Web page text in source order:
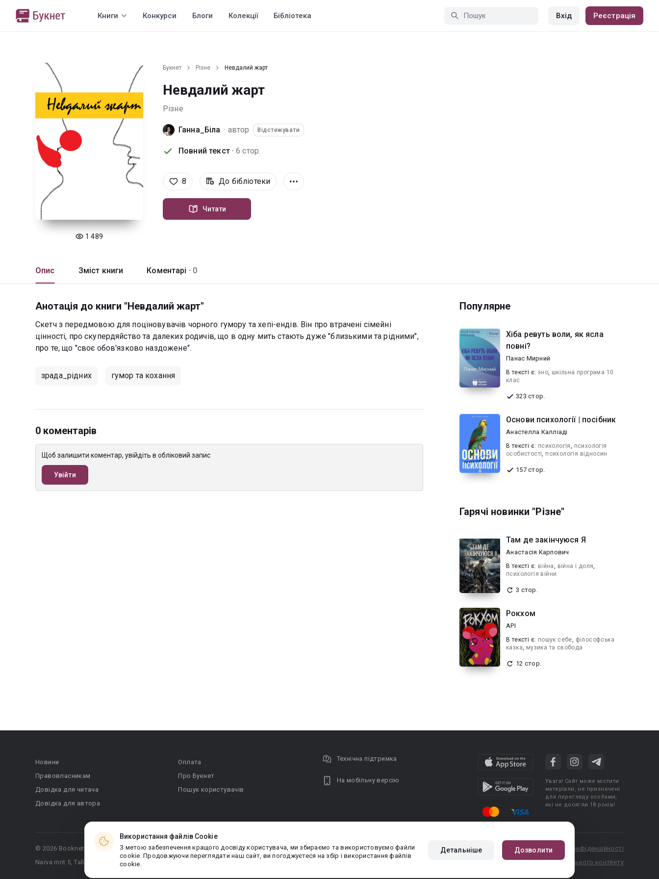
Книги Конкурси Блоги Колекції Бібліотека Вхід Реєстрація
1 489
Букнет Різне Невдалий жарт
Невдалий жарт
Різне
Ганна_Біла · автор Відстежувати
Повний текст · 6 стор.
8 До бібліотеки
Читати
Опис Зміст книги Коментарі · 0
Анотація до книги "Невдалий жарт"
Скетч з передмовою для поціновувачів чорного гумору та хепі-ендів. Він про втрачені сімейні
цінності, про скупердяйство та далеких родичів, що в одну мить стають дуже "близькими та рідними",
про те, що "своє обов'язково наздожене".
зрада_рідних гумор та кохання
0 коментарів
Щоб залишити коментар, увійдіть в обліковий запис
Увійти
Популярне
Хіба ревуть воли, як ясла
повні?
Панас Мирний
В текcті є: зно, шкільна програма 10
клас
323 стор.
Основи психології | посібник
Анастелла Калліаді
В текcті є: психологія, психологія
особистості, психологія відносин
157 стор.
Гарячі новинки "Різне"
Там де закінчуюся Я
Анастасія Карпович
В текcті є: війна, війна і доля,
психологія війни
3 стор.
Рокхом
API
В текcті є: пошук себе, філософська
казка, музика та свобода
12 стор.
Використання файлів Cookie
З метою забезпечення кращого досвіду користувача, ми збираємо та використовуємо файли
cookie. Продовжуючи переглядати наш сайт, ви погоджуєтеся на збір і використання файлів
cookie.
Детальніше Дозволити
Новини
Правовласникам
Довідка для читача
Довідка для автора
Оплата
Про Букнет
Пошук користувачів
Технічна підтримка
На мобільну версію
Увага! Сайт може містити
матеріали, не призначені
для перегляду особами,
які не досягли 18 років!
© 2026 Booknet. Всі права захищено.
Narva mnt 5, Tallinn 10117, Естонія
Privacy policy Угода користувача
Політика конфіденційності
Правила публікації авторського контенту